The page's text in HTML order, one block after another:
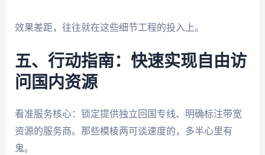
效果差距，往往就在这些细节工程的投入上。
五、行动指南：快速实现自由访
问国内资源
看准服务核心：锁定提供独立回国专线、明确标注带宽
资源的服务商。那些模棱两可谈速度的，多半心里有
鬼。